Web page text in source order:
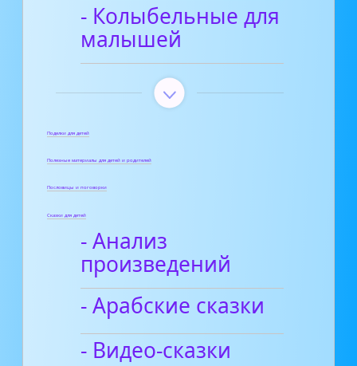
- Колыбельные для
малышей
Поделки для детей
Полезные материалы для детей и родителей
Пословицы и поговорки
Сказки для детей
- Анализ
произведений
- Арабские сказки
- Видео-сказки